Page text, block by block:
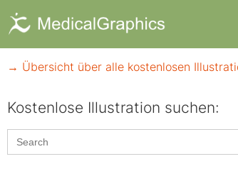
→ Übersicht über alle kostenlosen
Kostenlose Illustration suchen:​
Search
for: